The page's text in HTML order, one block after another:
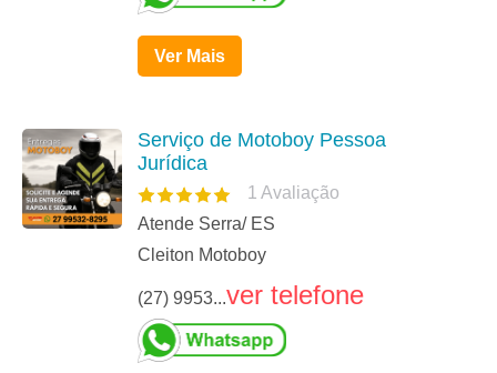
Ver Mais
Serviço de Motoboy Pessoa
Jurídica
1 Avaliação
Atende Serra/ ES
Cleiton Motoboy
(27) 9953...ver telefone